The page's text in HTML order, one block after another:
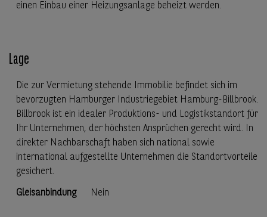
einen Einbau einer Heizungsanlage beheizt werden.
Lage
Die zur Vermietung stehende Immobilie befindet sich im
bevorzugten Hamburger Industriegebiet Hamburg-Billbrook.
Billbrook ist ein idealer Produktions- und Logistikstandort für
Ihr Unternehmen, der höchsten Ansprüchen gerecht wird. In
direkter Nachbarschaft haben sich national sowie
international aufgestellte Unternehmen die Standortvorteile
gesichert.
Gleisanbindung Nein